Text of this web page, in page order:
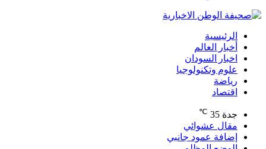
الرئيسية
أخبار العالم
اخبار السودان
علوم وتكنولوجيا
رياضة
اقتصاد
جدة 35
℃
مقال عشوائي
إضافة عمود جانبي